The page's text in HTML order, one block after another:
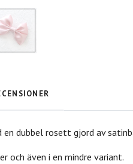
en dubbel rosett gjord av
och även i en mindre variant.